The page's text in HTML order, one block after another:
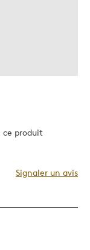
ce produit
Signaler un avis